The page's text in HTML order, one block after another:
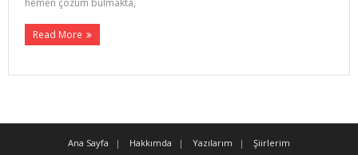
hemen çözüm bulmakta,
Read More
Ana Sayfa Hakkımda Yazılarım Şiirlerim